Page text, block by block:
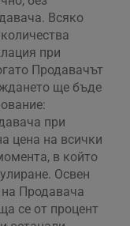
Всяко
при
Продавачът
ще бъде
при
цена на всички
в който
Освен
Продавача
се от процент